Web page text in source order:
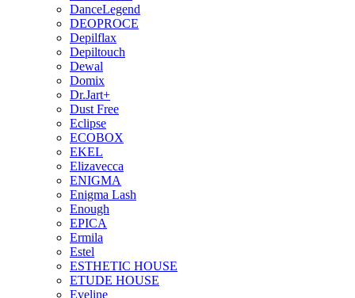
DanceLegend
DEOPROCE
Depilflax
Depiltouch
Dewal
Domix
Dr.Jart+
Dust Free
Eclipse
ECOBOX
EKEL
Elizavecca
ENIGMA
Enigma Lash
Enough
EPICA
Ermila
Estel
ESTHETIC HOUSE
ETUDE HOUSE
Eveline